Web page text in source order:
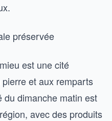
préservée
est une cité
et aux remparts
du dimanche matin est
avec des produits